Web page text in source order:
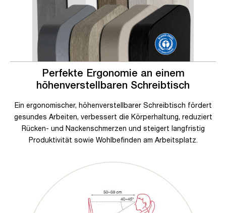
Perfekte Ergonomie an einem
höhenverstellbaren Schreibtisch
Ein ergonomischer, höhenverstellbarer Schreibtisch fördert
gesundes Arbeiten, verbessert die Körperhaltung, reduziert
Rücken- und Nackenschmerzen und steigert langfristig
Produktivität sowie Wohlbefinden am Arbeitsplatz.